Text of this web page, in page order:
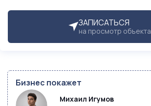
ЗАПИСАТЬСЯ
на просмотр объекта
Бизнес покажет
Михаил Игумов